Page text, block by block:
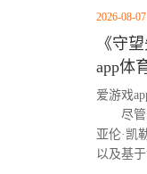
2026-08-07
《守
app体
爱游戏
尽管第
亚伦·凯
以及基